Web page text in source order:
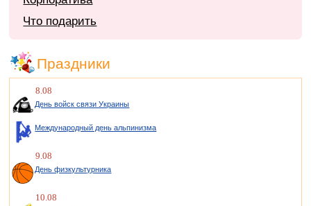
Что подарить
Праздники
8.08
День войск связи Украины
Международный день альпинизма
9.08
День физкультурника
10.08